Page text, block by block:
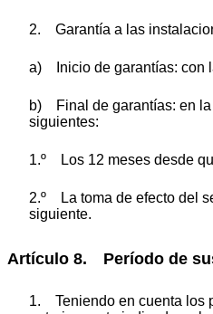
2. Garantía a las
a) Inicio de garantías: con
b) Final de garantías: en la
siguientes:
1.º Los 12 meses desde
2.º La toma de efecto del
siguiente.
Artículo 8. Período de
1. Teniendo en cuenta los